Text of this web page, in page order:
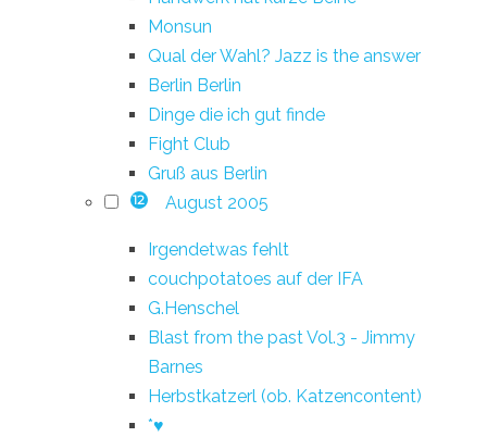
Monsun
Qual der Wahl? Jazz is the answer
Berlin Berlin
Dinge die ich gut finde
Fight Club
Gruß aus Berlin
12 August 2005
Irgendetwas fehlt
couchpotatoes auf der IFA
G.Henschel
Blast from the past Vol.3 - Jimmy
Barnes
Herbstkatzerl (ob. Katzencontent)
*♥